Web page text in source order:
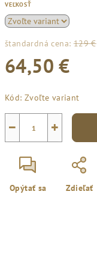
VEĽKOSŤ
štandardná cena: 129 €
64,50 €
cena:
Kód: Zvoľte variant
+
−
Opýtať sa Zdieľať